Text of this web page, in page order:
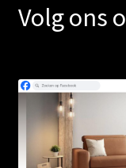
Volg ons